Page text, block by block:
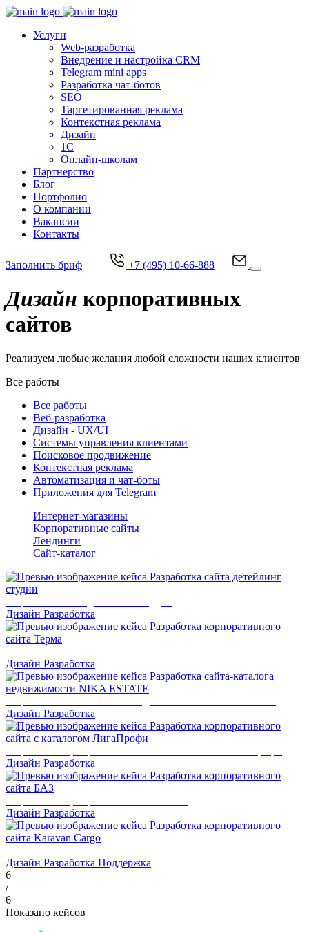
Услуги
Web-разработка
Внедрение и настройка CRM
Telegram mini apps
Разработка чат-ботов
SEO
Таргетированная реклама
Контекстная реклама
Дизайн
1С
Онлайн-школам
Партнерство
Блог
Портфолио
О компании
Вакансии
Контакты
Заполнить бриф +7 (495) 10-66-888
Дизайн корпоративных
сайтов
Реализуем любые желания любой сложности наших клиентов
Все работы
Все работы
Веб-разработка
Дизайн - UX/UI
Системы управления клиентами
Поисковое продвижение
Контекстная реклама
Автоматизация и чат-боты
Приложения для Telegram
Интернет-магазины
Корпоративные сайты
Лендинги
Сайт-каталог
Дизайн Разработка
Дизайн Разработка
Дизайн Разработка
Дизайн Разработка
Дизайн Разработка
Дизайн Разработка Поддержка
6
/
6
Показано кейсов